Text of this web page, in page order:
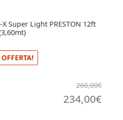
Super Light PRESTON 12ft
260,00€
234,00€Il